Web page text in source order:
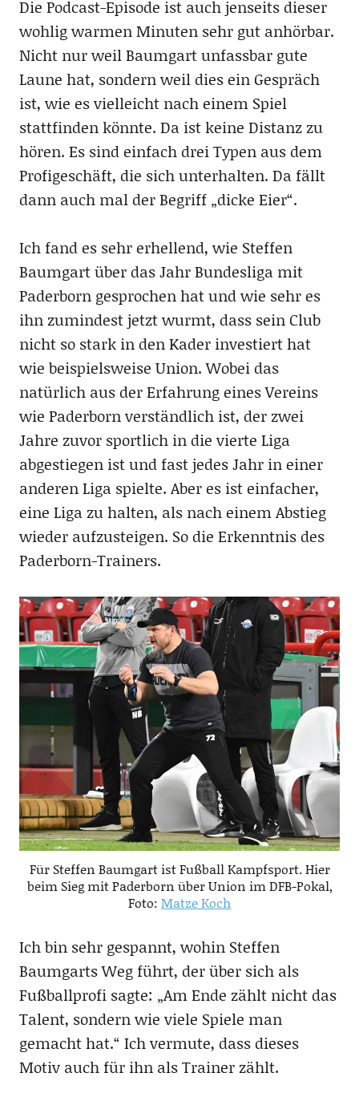
Die Podcast-Episode ist auch jenseits dieser
wohlig warmen Minuten sehr gut anhörbar.
Nicht nur weil Baumgart unfassbar gute
Laune hat, sondern weil dies ein Gespräch
ist, wie es vielleicht nach einem Spiel
stattfinden könnte. Da ist keine Distanz zu
hören. Es sind einfach drei Typen aus dem
Profigeschäft, die sich unterhalten. Da fällt
dann auch mal der Begriff „dicke Eier“.
Ich fand es sehr erhellend, wie Steffen
Baumgart über das Jahr Bundesliga mit
Paderborn gesprochen hat und wie sehr es
ihn zumindest jetzt wurmt, dass sein Club
nicht so stark in den Kader investiert hat
wie beispielsweise Union. Wobei das
natürlich aus der Erfahrung eines Vereins
wie Paderborn verständlich ist, der zwei
Jahre zuvor sportlich in die vierte Liga
abgestiegen ist und fast jedes Jahr in einer
anderen Liga spielte. Aber es ist einfacher,
eine Liga zu halten, als nach einem Abstieg
wieder aufzusteigen. So die Erkenntnis des
Paderborn-Trainers.
Für Steffen Baumgart ist Fußball Kampfsport. Hier
beim Sieg mit Paderborn über Union im DFB-Pokal,
Foto: Matze Koch
Ich bin sehr gespannt, wohin Steffen
Baumgarts Weg führt, der über sich als
Fußballprofi sagte: „Am Ende zählt nicht das
Talent, sondern wie viele Spiele man
gemacht hat.“ Ich vermute, dass dieses
Motiv auch für ihn als Trainer zählt.